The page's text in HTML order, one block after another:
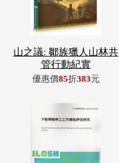
山之議: 鄒族獵人山林共
管行動紀實
優惠價85折383元